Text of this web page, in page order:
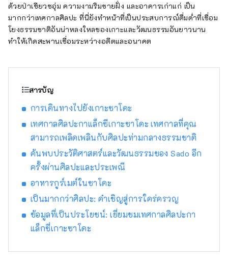
ด้วยป่าเขียวชอุ่ม ความงามริมชายฝั่ง และอาคารเก่าแก่ เป็น
มากกว่าเทศกาลศิลปะ ที่นี่ยังทำหน้าที่เป็นประสบการณ์ดื่มด่ำที่เชื่อม
โยงธรรมชาติอันน่าหลงใหลของเกาะและวัฒนธรรมอันยาวนาน
ทำให้เกิดสะพานเชื่อมระหว่างอดีตและอนาคต
สารบัญ
การเดินทางไปยังเกาะซาโดะ
เทศกาลศิลปะกาแล็กซีเกาะซาโดะ เทศกาลที่คุณ
สามารถเพลิดเพลินกับศิลปะท่ามกลางธรรมชาติ
ค้นพบประวัติศาสตร์และวัฒนธรรมของ Sado อีก
ครั้งผ่านศิลปะและประเพณี
อาหารกูร์เมต์ในซาโดะ
เป็นมากกว่าศิลปะ: คำเชิญสู่การใคร่ครวญ
ข้อมูลที่เป็นประโยชน์: เยี่ยมชมเทศกาลศิลปะกา
แล็กซี่เกาะซาโดะ